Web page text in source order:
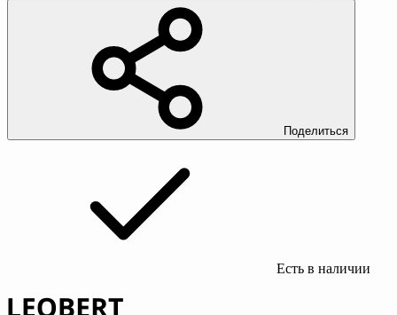
Поделиться
Есть в наличии